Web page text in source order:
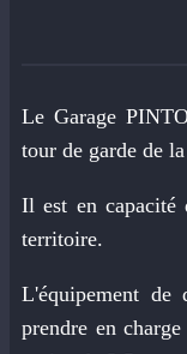
Le Garage
tour de garde de
Il est en capacité
territoire.
L'équipement de
prendre en